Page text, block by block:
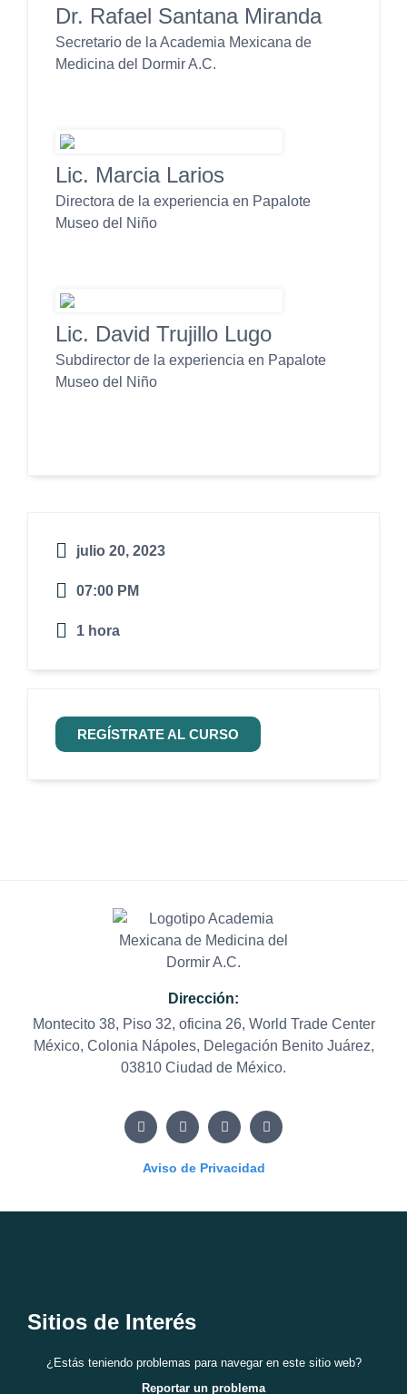
Dr. Rafael Santana Miranda
Secretario de la Academia Mexicana de
Medicina del Dormir A.C.
Lic. Marcia Larios
Directora de la experiencia en Papalote
Museo del Niño
Lic. David Trujillo Lugo
Subdirector de la experiencia en Papalote
Museo del Niño
julio 20, 2023
07:00 PM
1 hora
REGÍSTRATE AL CURSO
Dirección:
Montecito 38, Piso 32, oficina 26, World Trade Center
México, Colonia Nápoles, Delegación Benito Juárez,
03810 Ciudad de México.
Aviso de Privacidad
Sitios de Interés
¿Estás teniendo problemas para navegar en este sitio web?
Reportar un problema